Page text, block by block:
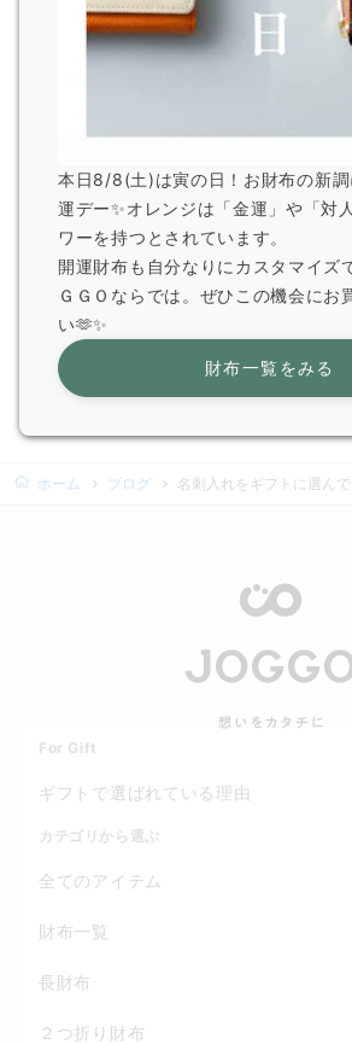
8月の営業日および超特急便停止期間の
JOGGO 広報
熊本県で発生した地震の影響に
2026.7.29
JOGGO 広報
一部オプション商品販売終了の
JOGGO 広報
ホーム ブログ 名刺入れをギフトに選ん
For Gift
ギフトで選ばれている理由
カテゴリから選ぶ
全てのアイテム
財布一覧
長財布
２つ折り財布
本日8/8(土)は寅の日！お財布の新
運デー✨オレンジは「金運」や「対
ワーを持つとされています。
開運財布も自分なりにカスタマイズ
ＧＧＯならでは。ぜひこの機会にお
い🫶✨
財布一覧をみる